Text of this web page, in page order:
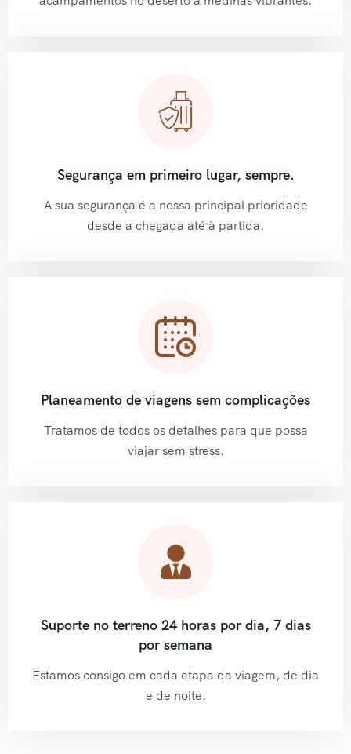
Segurança em primeiro lugar, sempre.
A sua segurança é a nossa principal prioridade
desde a chegada até à partida.
Planeamento de viagens sem complicações
Tratamos de todos os detalhes para que possa
viajar sem stress.
Suporte no terreno 24 horas por dia, 7 dias
por semana
Estamos consigo em cada etapa da viagem, de dia
e de noite.